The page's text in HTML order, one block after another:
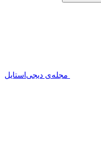
مجله‌ی دیجی‌استایل